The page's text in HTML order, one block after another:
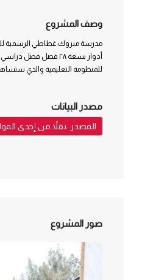
وصف المشروع
للمنظومة التعليمية والذي
مصدر البيانات
المصدر :نقلاً من إحدى
صور المشروع